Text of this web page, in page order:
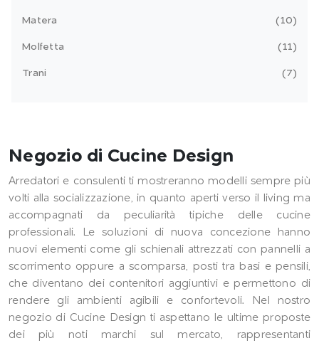
Matera 10
Molfetta 11
Trani 7
Negozio di Cucine Design
Arredatori e consulenti ti mostreranno modelli sempre più
volti alla socializzazione, in quanto aperti verso il living ma
accompagnati da peculiarità tipiche delle cucine
professionali. Le soluzioni di nuova concezione hanno
nuovi elementi come gli schienali attrezzati con pannelli a
scorrimento oppure a scomparsa, posti tra basi e pensili,
che diventano dei contenitori aggiuntivi e permettono di
rendere gli ambienti agibili e confortevoli. Nel nostro
negozio di Cucine Design ti aspettano le ultime proposte
dei più noti marchi sul mercato, rappresentanti